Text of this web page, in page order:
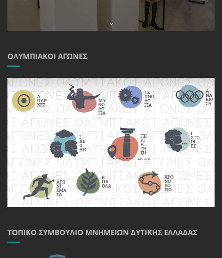
ΟΛΥΜΠΙΑΚΟΊ ΑΓΏΝΕΣ
ΤΟΠΙΚΌ ΣΥΜΒΟΎΛΙΟ ΜΝΗΜΕΊΩΝ ΔΥΤΙΚΉΣ ΕΛΛΆΔΑΣ